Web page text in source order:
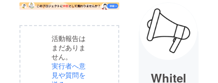
活動報告は
まだありま
せん。
実行者へ意
見や質問を
Whitel